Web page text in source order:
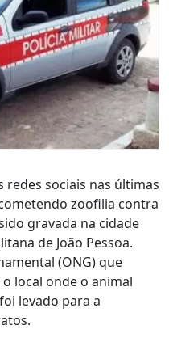
redes sociais nas últimas
zoofilia contra
gravada na cidade
de João Pessoa.
(ONG) que
local onde o animal
levado para a